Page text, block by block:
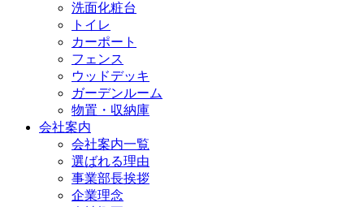
洗面化粧台
トイレ
カーポート
フェンス
ウッドデッキ
ガーデンルーム
物置・収納庫
会社案内
会社案内一覧
選ばれる理由
事業部長挨拶
企業理念